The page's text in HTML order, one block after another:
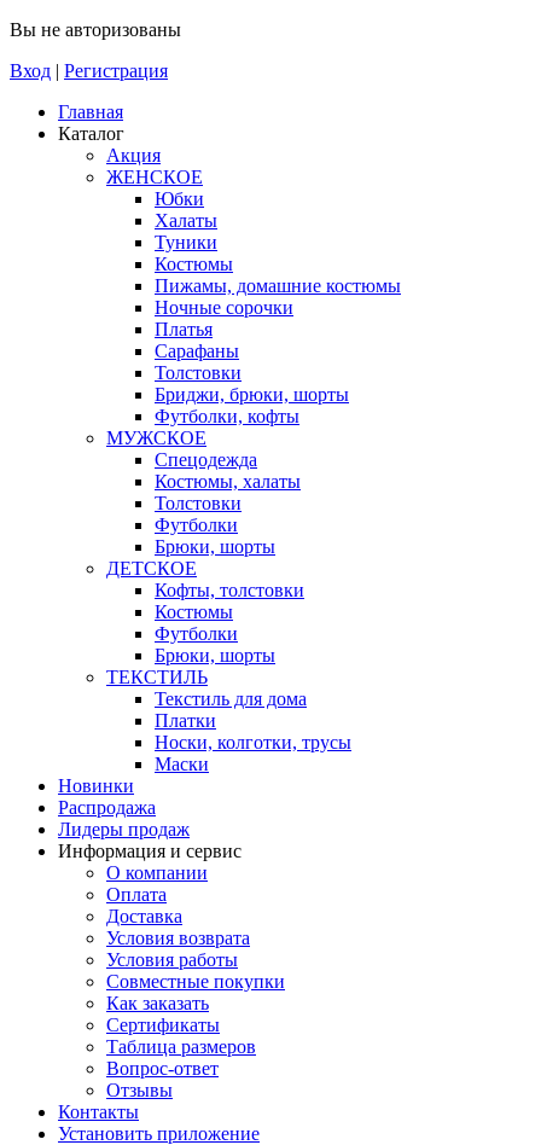
Вы не авторизованы
Вход | Регистрация
Главная
Каталог
Акция
ЖЕНСКОЕ
Юбки
Халаты
Туники
Костюмы
Пижамы, домашние костюмы
Ночные сорочки
Платья
Сарафаны
Толстовки
Бриджи, брюки, шорты
Футболки, кофты
МУЖСКОЕ
Спецодежда
Костюмы, халаты
Толстовки
Футболки
Брюки, шорты
ДЕТСКОЕ
Кофты, толстовки
Костюмы
Футболки
Брюки, шорты
ТЕКСТИЛЬ
Текстиль для дома
Платки
Носки, колготки, трусы
Маски
Новинки
Распродажа
Лидеры продаж
Информация и сервис
О компании
Оплата
Доставка
Условия возврата
Условия работы
Совместные покупки
Как заказать
Сертификаты
Таблица размеров
Вопрос-ответ
Отзывы
Контакты
Установить приложение